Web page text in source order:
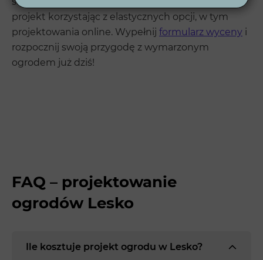
projekt korzystając z elastycznych opcji, w tym
projektowania online. Wypełnij formularz wyceny i
rozpocznij swoją przygodę z wymarzonym
ogrodem już dziś!
FAQ – projektowanie
ogrodów Lesko
Ile kosztuje projekt ogrodu w Lesko?